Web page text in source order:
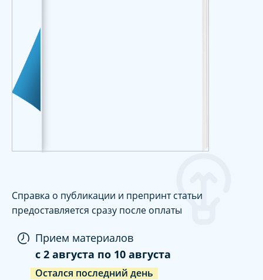
Справка о публикации и препринт статьи
предоставляется сразу после оплаты
Прием материалов
c 2 августа по 10 августа
Остался последний день